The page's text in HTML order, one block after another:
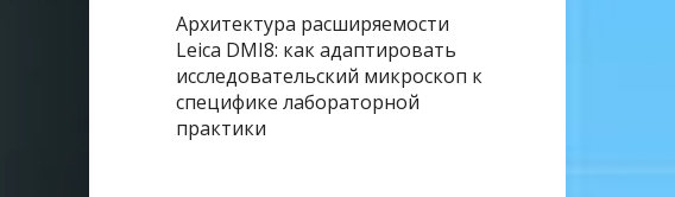
Архитектура расширяемости
Leica DMI8: как адаптировать
исследовательский микроскоп к
специфике лабораторной
практики